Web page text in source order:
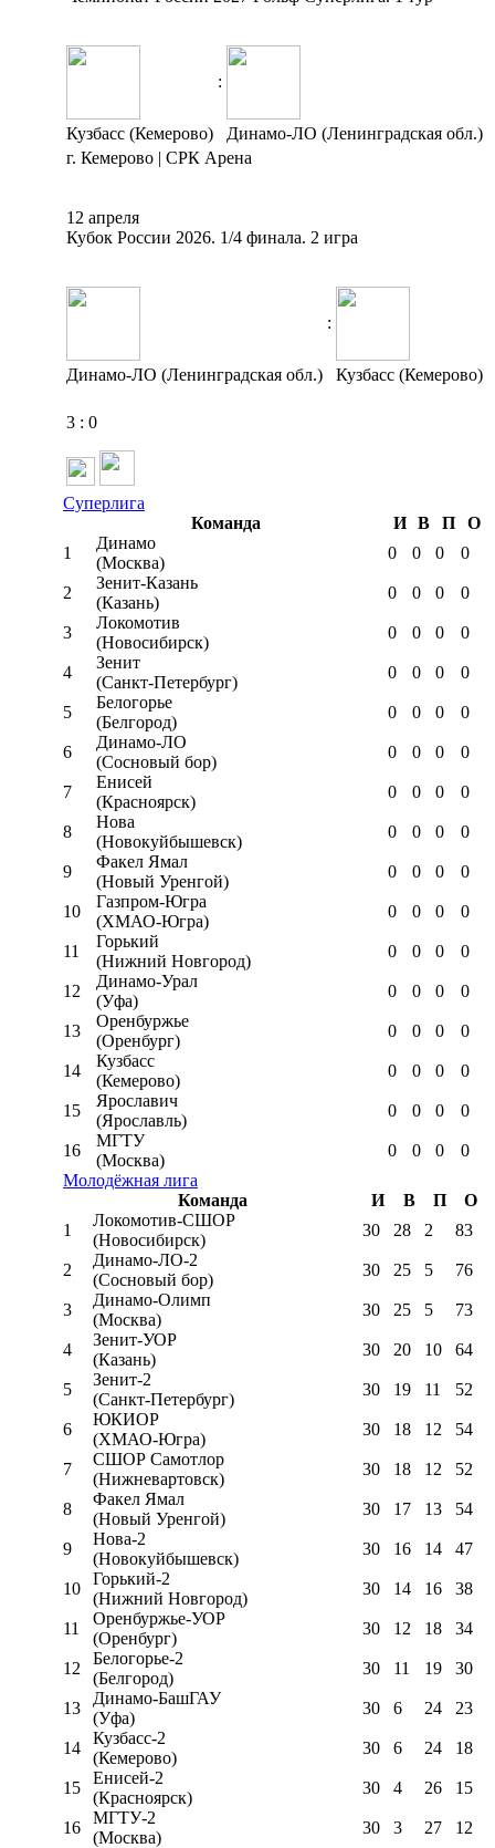
:
Кузбасс (Кемерово)
Динамо-ЛО (Ленинградская обл.)
г. Кемерово | СРК Арена
12 апреля
Кубок России 2026. 1/4 финала. 2 игра
:
Динамо-ЛО (Ленинградская обл.) Кузбасс (Кемерово)
3 : 0
Суперлига
Команда
И В П
О
1
Динамо
(Москва)
0 0 0 0
2
Зенит-Казань
(Казань)
0 0 0 0
3
Локомотив
(Новосибирск)
0 0 0 0
4
Зенит
(Санкт-Петербург)
0 0 0 0
5
Белогорье
(Белгород)
0 0 0 0
6
Динамо-ЛО
(Сосновый бор)
0 0 0 0
7
Енисей
(Красноярск)
0 0 0 0
8
Нова
(Новокуйбышевск)
0 0 0 0
9
Факел Ямал
(Новый Уренгой)
0 0 0 0
10
Газпром-Югра
(ХМАО-Югра)
0 0 0 0
11
Горький
(Нижний Новгород)
0 0 0 0
12
Динамо-Урал
(Уфа)
0 0 0 0
13
Оренбуржье
(Оренбург)
0 0 0 0
14
Кузбасс
(Кемерово)
0 0 0 0
15
Ярославич
(Ярославль)
0 0 0 0
16
МГТУ
(Москва)
0 0 0
0
Молодёжная лига
Команда
И В П
О
1
Локомотив-CШОР
(Новосибирск)
30 28 2 83
2
Динамо-ЛО-2
(Сосновый бор)
30 25 5 76
3
Динамо-Олимп
(Москва)
30 25 5 73
4
Зенит-УОР
(Казань)
30 20 10 64
5
Зенит-2
(Санкт-Петербург)
30 19 11 52
6
ЮКИОР
(ХМАО-Югра)
30 18 12 54
7
СШОР Самотлор
(Нижневартовск)
30 18 12 52
8
Факел Ямал
(Новый Уренгой)
30 17 13 54
9
Нова-2
(Новокуйбышевск)
30 16 14 47
10
Горький-2
(Нижний Новгород)
30 14 16 38
11
Оренбуржье-УОР
(Оренбург)
30 12 18 34
12
Белогорье-2
(Белгород)
30 11 19 30
13
Динамо-БашГАУ
(Уфа)
30 6 24 23
14
Кузбасс-2
(Кемерово)
30 6 24 18
15
Енисей-2
(Красноярск)
30 4 26 15
16
МГТУ-2
(Москва)
30 3 27 12